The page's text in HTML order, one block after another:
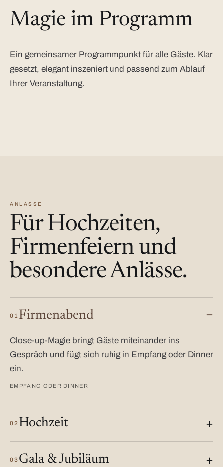
Magie im Programm
Ein gemeinsamer Programmpunkt für alle Gäste. Klar
gesetzt, elegant inszeniert und passend zum Ablauf
Ihrer Veranstaltung.
ANLÄSSE
Für Hochzeiten,
Firmenfeiern und
besondere Anlässe.
01 Firmenabend
Close-up-Magie bringt Gäste miteinander ins
Gespräch und fügt sich ruhig in Empfang oder Dinner
ein.
EMPFANG ODER DINNER
02 Hochzeit
03 Gala & Jubiläum